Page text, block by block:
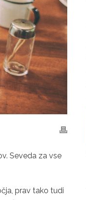
Seveda za vse
prav tako tudi